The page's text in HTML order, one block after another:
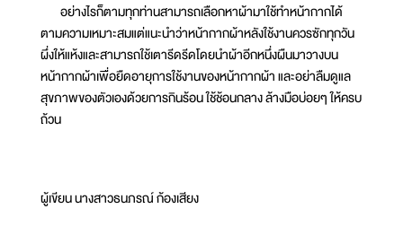
อย่างไรก็ตามทุกท่านสามารถเลือกหาผ้ามาใช้ทำหน้ากากได้
ตามความเหมาะสมแต่แนะนำว่าหน้ากากผ้าหลังใช้งานควรซักทุกวัน
ผึ่งให้แห้งและสามารถใช้เตารีดรีดโดยนำผ้าอีกหนึ่งผืนมาวางบน
หน้ากากผ้าเพื่อยืดอายุการใช้งานของหน้ากากผ้า และอย่าลืมดูแล
สุขภาพของตัวเองด้วยการกินร้อน ใช้ช้อนกลาง ล้างมือบ่อยๆ ให้ครบ
ถ้วน
ผู้เขียน นางสาวธนภรณ์ ก้องเสียง